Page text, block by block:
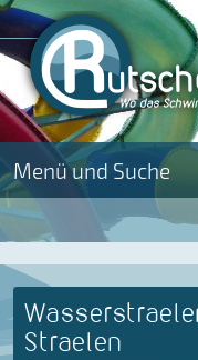
Menü und Suche
Straelen